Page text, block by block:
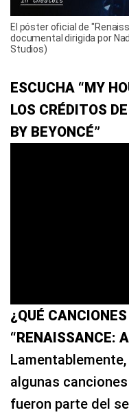
El póster oficial de
documental dirigida por
Studios)
ESCUCHA “MY
LOS CRÉDITOS
BY BEYONCÉ”
¿QUÉ
“RENAISSANCE:
Lamentablemente,
algunas
fueron parte del